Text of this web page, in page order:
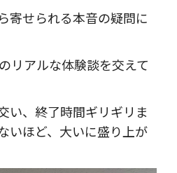
寄せられる本音の疑問に
リアルな体験談を交えて
い、終了時間ギリギリま
いほど、大いに盛り上が